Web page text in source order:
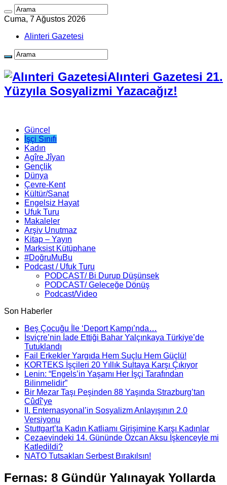
Cuma, 7 Ağustos 2026
Alinteri Gazetesi
Alınteri Gazetesi 21.
Yüzyıla Sosyalizmi Yazacağız!
Güncel
İşçi Sınıfı
Kadın
Agîre Jîyan
Gençlik
Dünya
Çevre-Kent
Kültür/Sanat
Engelsiz Hayat
Ufuk Turu
Makaleler
Arşiv Unutmaz
Kitap – Yayın
Marksist Kütüphane
#DoğruMuBu
Podcast / Ufuk Turu
PODCAST/ Bi Durup Düşünsek
PODCAST/ Geleceğe Dönüş
Podcast/Video
Son Haberler
Beş Çocuğu İle ‘Deport Kampı’nda…
İsviçre’nin İade Ettiği Bahar Yalçınkaya Türkiye’de
Tutuklandı
Fail Erkekler Yargıda Hem Suçlu Hem Güçlü!
KORTEKS İşçileri 20 Yıllık Sultaya Karşı Çıkıyor
Lenin: “Engels’in Yaşamı Her İşçi Tarafından
Bilinmelidir”
Bir Mezar Taşı Peşinden 88 Yaşında Strazburg’tan
Cûdî’ye
II. Enternasyonal’in Sosyalizm Anlayışının 2.0
Versiyonu
Stuttgart’ta Kadın Katliamı Girişimine Karşı Kadınlar
Cezaevindeki 14. Gününde Özcan Aksu İşkenceyle mi
Katledildi?
NATO Tutsakları Serbest Bırakılsın!
Fernas: 8 Gündür Yalınayak Yollarda